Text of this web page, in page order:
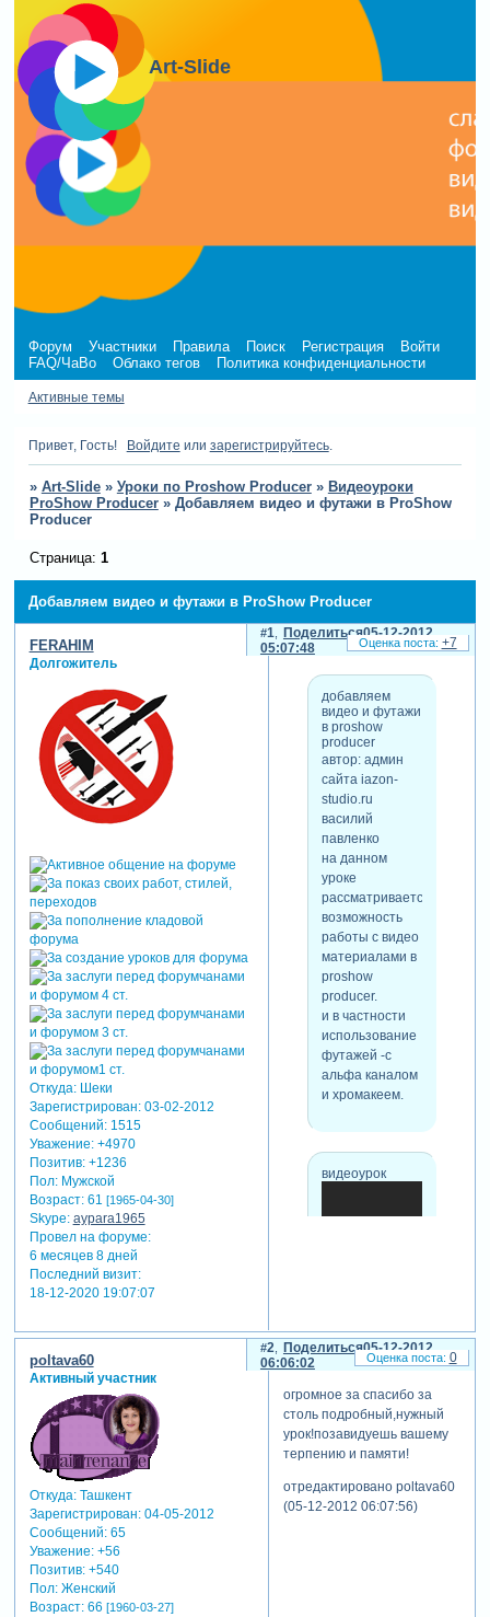
Art-Slide
Форум Участники Правила Поиск Регистрация
Войти
FAQ/ЧаВо
Облако тегов Политика конфиденциальности
Активные темы
Привет, Гость! Войдите или зарегистрируйтесь.
» Art-Slide » Уроки по Proshow Producer » Видеоуроки
ProShow Producer » Добавляем видео и футажи в ProShow
Producer
Добавляем видео и футажи в ProShow Producer
Страница: 1
Поделиться
1
05-12-2012
05:07:48
FERAHIM
Долгожитель
Откуда:Шеки
Зарегистрирован: 03-02-2012
Сообщений:1515
Уважение: +4970
Позитив: +1236
Пол:Мужской
Возраст:61 [1965-04-30]
Skype: aypara1965
Провел на форуме:
6 месяцев 8 дней
Последний визит:
18-12-2020 19:07:07
добавляем
видео и футажи
в proshow
producer
автор: админ
сайта iazon-
studio.ru
василий
павленко
на данном
уроке
рассматривается
возможность
работы с видео
материалами в
proshow
producer.
и в частности
использование
футажей -с
альфа каналом
и хромакеем.
видеоурок
+7
Поделиться
2
05-12-2012
06:06:02
poltava60
Активный участник
Откуда:Ташкент
Зарегистрирован: 04-05-2012
Сообщений:65
Уважение: +56
Позитив: +540
Пол:Женский
Возраст:66 [1960-03-27]
огромное за спасибо за
столь подробный,нужный
урок!позавидуешь вашему
терпению и памяти!
отредактировано poltava60
(05-12-2012 06:07:56)
0